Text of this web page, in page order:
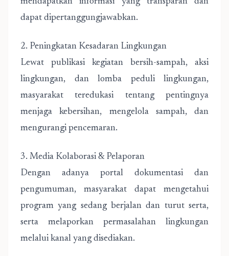
dapat dipertanggungjawabkan.
2. Peningkatan Kesadaran Lingkungan
Lewat publikasi kegiatan bersih-sampah, aksi
lingkungan, dan lomba peduli lingkungan,
masyarakat teredukasi tentang pentingnya
menjaga kebersihan, mengelola sampah, dan
mengurangi pencemaran.
3. Media Kolaborasi & Pelaporan
Dengan adanya portal dokumentasi dan
pengumuman, masyarakat dapat mengetahui
program yang sedang berjalan dan turut serta,
serta melaporkan permasalahan lingkungan
melalui kanal yang disediakan.